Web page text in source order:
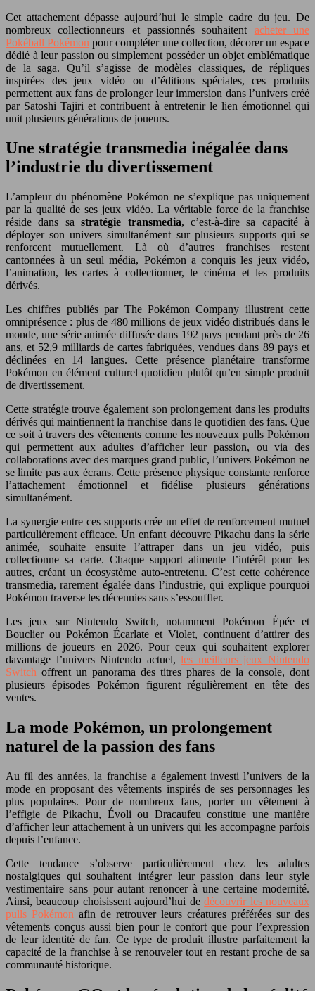
Cet attachement dépasse aujourd’hui le simple cadre du jeu. De
nombreux collectionneurs et passionnés souhaitent acheter une
Pokéball Pokémon pour compléter une collection, décorer un espace
dédié à leur passion ou simplement posséder un objet emblématique
de la saga. Qu’il s’agisse de modèles classiques, de répliques
inspirées des jeux vidéo ou d’éditions spéciales, ces produits
permettent aux fans de prolonger leur immersion dans l’univers créé
par Satoshi Tajiri et contribuent à entretenir le lien émotionnel qui
unit plusieurs générations de joueurs.
Une stratégie transmedia inégalée dans
l’industrie du divertissement
L’ampleur du phénomène Pokémon ne s’explique pas uniquement
par la qualité de ses jeux vidéo. La véritable force de la franchise
réside dans sastratégie transmedia, c’est-à-dire sa capacité à
déployer son univers simultanément sur plusieurs supports qui se
renforcent mutuellement. Là où d’autres franchises restent
cantonnées à un seul média, Pokémon a conquis les jeux vidéo,
l’animation, les cartes à collectionner, le cinéma et les produits
dérivés.
Les chiffres publiés par The Pokémon Company illustrent cette
omniprésence : plus de 480 millions de jeux vidéo distribués dans le
monde, une série animée diffusée dans 192 pays pendant près de 26
ans, et 52,9 milliards de cartes fabriquées, vendues dans 89 pays et
déclinées en 14 langues. Cette présence planétaire transforme
Pokémon en élément culturel quotidien plutôt qu’en simple produit
de divertissement.
Cette stratégie trouve également son prolongement dans les produits
dérivés qui maintiennent la franchise dans le quotidien des fans. Que
ce soit à travers des vêtements comme les nouveaux pulls Pokémon
qui permettent aux adultes d’afficher leur passion, ou via des
collaborations avec des marques grand public, l’univers Pokémon ne
se limite pas aux écrans. Cette présence physique constante renforce
l’attachement émotionnel et fidélise plusieurs générations
simultanément.
La synergie entre ces supports crée un effet de renforcement mutuel
particulièrement efficace. Un enfant découvre Pikachu dans la série
animée, souhaite ensuite l’attraper dans un jeu vidéo, puis
collectionne sa carte. Chaque support alimente l’intérêt pour les
autres, créant un écosystème auto-entretenu. C’est cette cohérence
transmedia, rarement égalée dans l’industrie, qui explique pourquoi
Pokémon traverse les décennies sans s’essouffler.
Les jeux sur Nintendo Switch, notamment Pokémon Épée et
Bouclier ou Pokémon Écarlate et Violet, continuent d’attirer des
millions de joueurs en 2026. Pour ceux qui souhaitent explorer
davantage l’univers Nintendo actuel,les meilleurs jeux Nintendo
Switch offrent un panorama des titres phares de la console, dont
plusieurs épisodes Pokémon figurent régulièrement en tête des
ventes.
La mode Pokémon, un prolongement
naturel de la passion des fans
Au fil des années, la franchise a également investi l’univers de la
mode en proposant des vêtements inspirés de ses personnages les
plus populaires. Pour de nombreux fans, porter un vêtement à
l’effigie de Pikachu, Évoli ou Dracaufeu constitue une manière
d’afficher leur attachement à un univers qui les accompagne parfois
depuis l’enfance.
Cette tendance s’observe particulièrement chez les adultes
nostalgiques qui souhaitent intégrer leur passion dans leur style
vestimentaire sans pour autant renoncer à une certaine modernité.
Ainsi, beaucoup choisissent aujourd’hui dedécouvrir les nouveaux
pulls Pokémon afin de retrouver leurs créatures préférées sur des
vêtements conçus aussi bien pour le confort que pour l’expression
de leur identité de fan. Ce type de produit illustre parfaitement la
capacité de la franchise à se renouveler tout en restant proche de sa
communauté historique.